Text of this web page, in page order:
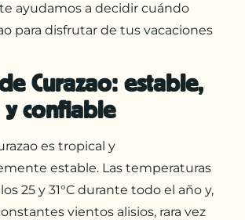
ayudamos a decidir cuándo
para disfrutar de tus vacaciones
Curazao: estable,
confiable
es tropical y
estable. Las temperaturas
25 y 31°C durante todo el año y,
vientos alisios, rara vez